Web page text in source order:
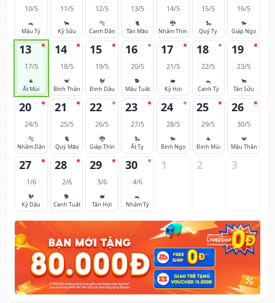
10/5
🐀
Mậu Tý
11/5
🐂
Kỷ Sửu
12/5
🐅
Canh Dần
13/5
🐈
Tân Mão
14/5
🐉
Nhâm Thìn
15/5
🐍
Quý Tỵ
16/5
🐎
Giáp Ngọ
13
17/5
🐐
Ất Mùi
14
18/5
🐒
Bính Thân
15
19/5
🐓
Đinh Dậu
16
20/5
🐕
Mậu Tuất
17
21/5
🐖
Kỷ Hợi
18
22/5
🐀
Canh Tý
19
23/5
🐂
Tân Sửu
20
24/5
🐅
Nhâm Dần
21
25/5
🐈
Quý Mão
22
26/5
🐉
Giáp Thìn
23
27/5
🐍
Ất Tỵ
24
28/5
🐎
Bính Ngọ
25
29/5
🐐
Đinh Mùi
26
30/5
🐒
Mậu Thân
27
1/6
🐓
Kỷ Dậu
28
2/6
🐕
Canh Tuất
29
3/6
🐖
Tân Hợi
30
4/6
🐀
Nhâm Tý
1 2 3